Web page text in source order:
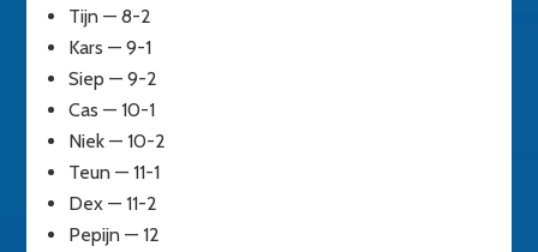
Tijn — 8-2
Kars — 9-1
Siep — 9-2
Cas — 10-1
Niek — 10-2
Teun — 11-1
Dex — 11-2
Pepijn — 12